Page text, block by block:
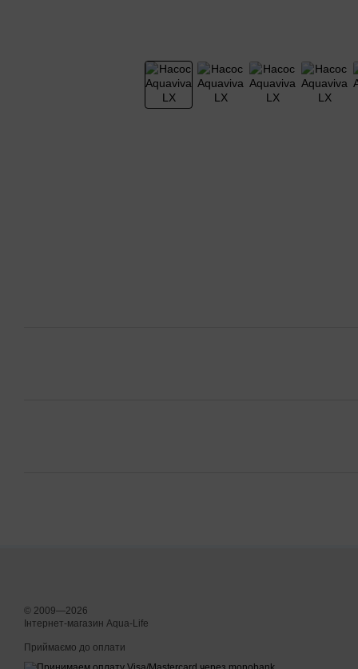
© 2009—2026
Інтернет-магазин Aqua-Life
Приймаємо до оплати